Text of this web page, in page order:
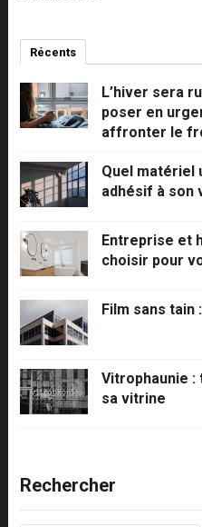
Récents
L’hiver sera
poser en
affronter le
Quel matériel
adhésif à son
Entreprise et
choisir pour
Film sans tain
Vitrophaunie
sa vitrine
Rechercher